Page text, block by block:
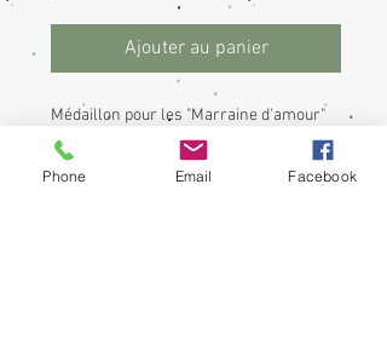
Ajouter au panier
Médaillon pour les "Marraine d'amour"
*Marraine d'amour"
Phone Email Facebook